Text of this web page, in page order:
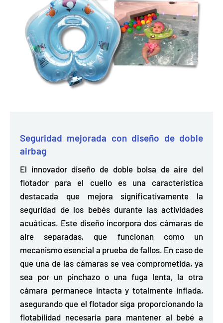
Seguridad mejorada con diseño de doble
airbag
El innovador diseño de doble bolsa de aire del
flotador para el cuello es una característica
destacada que mejora significativamente la
seguridad de los bebés durante las actividades
acuáticas. Este diseño incorpora dos cámaras de
aire separadas, que funcionan como un
mecanismo esencial a prueba de fallos. En caso de
que una de las cámaras se vea comprometida, ya
sea por un pinchazo o una fuga lenta, la otra
cámara permanece intacta y totalmente inflada,
asegurando que el flotador siga proporcionando la
flotabilidad necesaria para mantener al bebé a